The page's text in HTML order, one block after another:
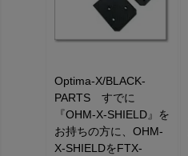
Optima-X/BLACK-
PARTS すでに
『OHM-X-SHIELD』を
お持ちの方に、OHM-
X-SHIELDをFTX-